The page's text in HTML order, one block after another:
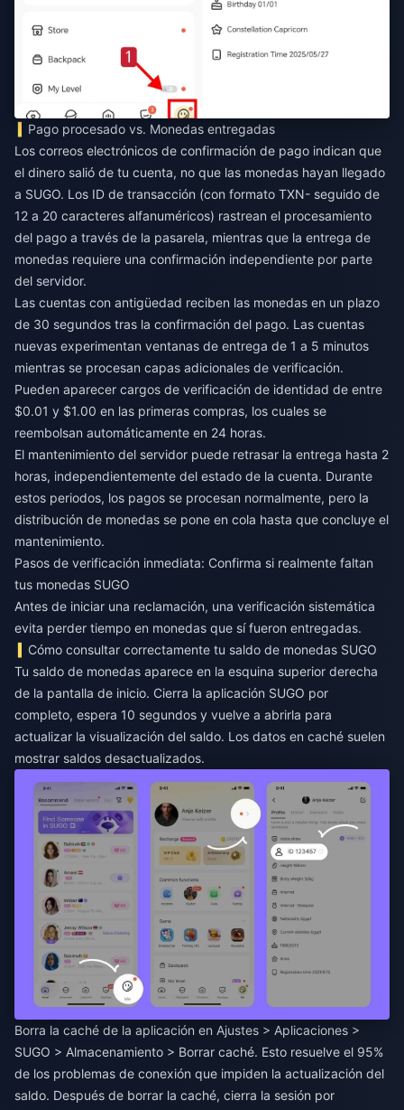
Pago procesado vs. Monedas entregadas
Los correos electrónicos de confirmación de pago indican que
el dinero salió de tu cuenta, no que las monedas hayan llegado
a SUGO. Los ID de transacción (con formato TXN- seguido de
12 a 20 caracteres alfanuméricos) rastrean el procesamiento
del pago a través de la pasarela, mientras que la entrega de
monedas requiere una confirmación independiente por parte
del servidor.
Las cuentas con antigüedad reciben las monedas en un plazo
de 30 segundos tras la confirmación del pago. Las cuentas
nuevas experimentan ventanas de entrega de 1 a 5 minutos
mientras se procesan capas adicionales de verificación.
Pueden aparecer cargos de verificación de identidad de entre
$0.01 y $1.00 en las primeras compras, los cuales se
reembolsan automáticamente en 24 horas.
El mantenimiento del servidor puede retrasar la entrega hasta 2
horas, independientemente del estado de la cuenta. Durante
estos periodos, los pagos se procesan normalmente, pero la
distribución de monedas se pone en cola hasta que concluye el
mantenimiento.
Pasos de verificación inmediata: Confirma si realmente faltan
tus monedas SUGO
Antes de iniciar una reclamación, una verificación sistemática
evita perder tiempo en monedas que sí fueron entregadas.
Cómo consultar correctamente tu saldo de monedas SUGO
Tu saldo de monedas aparece en la esquina superior derecha
de la pantalla de inicio. Cierra la aplicación SUGO por
completo, espera 10 segundos y vuelve a abrirla para
actualizar la visualización del saldo. Los datos en caché suelen
mostrar saldos desactualizados.
Borra la caché de la aplicación en Ajustes > Aplicaciones >
SUGO > Almacenamiento > Borrar caché. Esto resuelve el 95%
de los problemas de conexión que impiden la actualización del
saldo. Después de borrar la caché, cierra la sesión por